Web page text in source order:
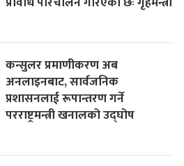
कन्सुलर प्रमाणीकरण अब
अनलाइनबाट, सार्वजनिक
प्रशासनलाई रूपान्तरण गर्ने
परराष्ट्रमन्त्री खनालको उद्घोष